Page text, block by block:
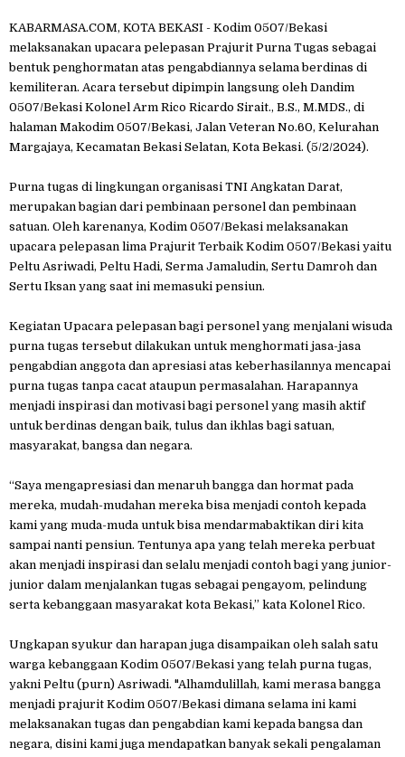
KABARMASA.COM, KOTA BEKASI - Kodim 0507/Bekasi
melaksanakan upacara pelepasan Prajurit Purna Tugas sebagai
bentuk penghormatan atas pengabdiannya selama berdinas di
kemiliteran. Acara tersebut dipimpin langsung oleh Dandim
0507/Bekasi Kolonel Arm Rico Ricardo Sirait., B.S., M.MDS., di
halaman Makodim 0507/Bekasi, Jalan Veteran No.60, Kelurahan
Margajaya, Kecamatan Bekasi Selatan, Kota Bekasi. (5/2/2024).
Purna tugas di lingkungan organisasi TNI Angkatan Darat,
merupakan bagian dari pembinaan personel dan pembinaan
satuan. Oleh karenanya, Kodim 0507/Bekasi melaksanakan
upacara pelepasan lima Prajurit Terbaik Kodim 0507/Bekasi yaitu
Peltu Asriwadi, Peltu Hadi, Serma Jamaludin, Sertu Damroh dan
Sertu Iksan yang saat ini memasuki pensiun.
Kegiatan Upacara pelepasan bagi personel yang menjalani wisuda
purna tugas tersebut dilakukan untuk menghormati jasa-jasa
pengabdian anggota dan apresiasi atas keberhasilannya mencapai
purna tugas tanpa cacat ataupun permasalahan. Harapannya
menjadi inspirasi dan motivasi bagi personel yang masih aktif
untuk berdinas dengan baik, tulus dan ikhlas bagi satuan,
masyarakat, bangsa dan negara.
“Saya mengapresiasi dan menaruh bangga dan hormat pada
mereka, mudah-mudahan mereka bisa menjadi contoh kepada
kami yang muda-muda untuk bisa mendarmabaktikan diri kita
sampai nanti pensiun. Tentunya apa yang telah mereka perbuat
akan menjadi inspirasi dan selalu menjadi contoh bagi yang junior-
junior dalam menjalankan tugas sebagai pengayom, pelindung
serta kebanggaan masyarakat kota Bekasi,” kata Kolonel Rico.
Ungkapan syukur dan harapan juga disampaikan oleh salah satu
warga kebanggaan Kodim 0507/Bekasi yang telah purna tugas,
yakni Peltu (purn) Asriwadi. "Alhamdulillah, kami merasa bangga
menjadi prajurit Kodim 0507/Bekasi dimana selama ini kami
melaksanakan tugas dan pengabdian kami kepada bangsa dan
negara, disini kami juga mendapatkan banyak sekali pengalaman